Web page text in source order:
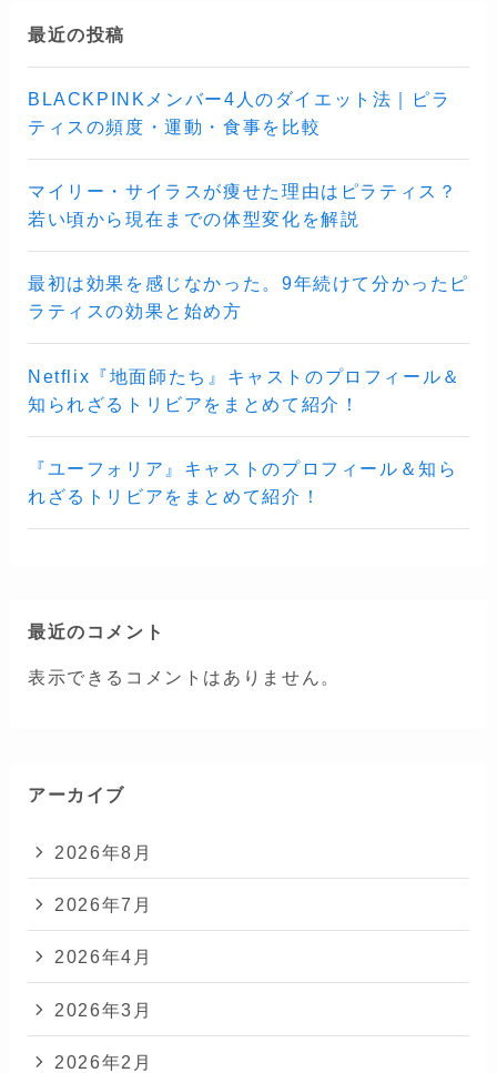
最近の投稿
BLACKPINKメンバー4人のダイエット法｜ピラ
ティスの頻度・運動・食事を比較
マイリー・サイラスが痩せた理由はピラティス？
若い頃から現在までの体型変化を解説
最初は効果を感じなかった。9年続けて分かったピ
ラティスの効果と始め方
Netflix『地面師たち』キャストのプロフィール＆
知られざるトリビアをまとめて紹介！
『ユーフォリア』キャストのプロフィール＆知ら
れざるトリビアをまとめて紹介！
最近のコメント
表示できるコメントはありません。
アーカイブ
2026年8月
2026年7月
2026年4月
2026年3月
2026年2月